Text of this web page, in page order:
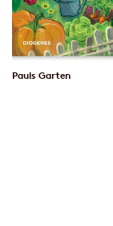
Pauls Garten